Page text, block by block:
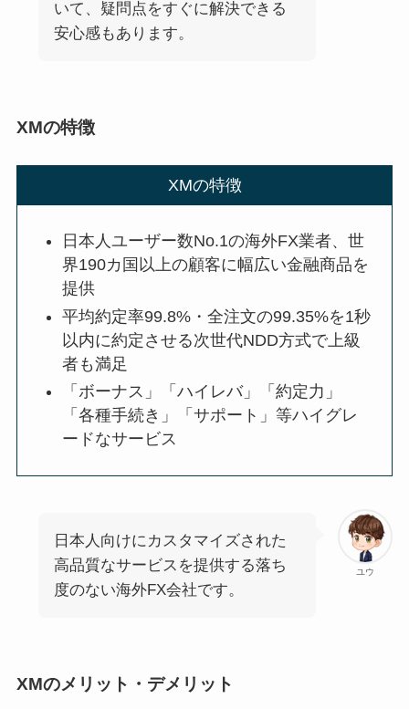
いて、疑問点をすぐに解決できる
安心感もあります。
XMの特徴
XMの特徴
日本人ユーザー数No.1の海外FX業者、世
界190カ国以上の顧客に幅広い金融商品を
提供
平均約定率99.8%・全注文の99.35%を1秒
以内に約定させる次世代NDD方式で上級
者も満足
「ボーナス」「ハイレバ」「約定力」
「各種手続き」「サポート」等ハイグレ
ードなサービス
ユウ
日本人向けにカスタマイズされた
高品質なサービスを提供する落ち
度のない海外FX会社です。
XMのメリット・デメリット